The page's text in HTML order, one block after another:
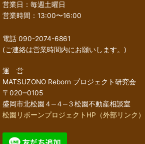
営業日：毎週土曜日
営業時間：13:00〜16:00
電話 090-2074-6861
(ご連絡は営業時間内にお願いします。)
運 営
MATSUZONO Reborn プロジェクト研究会
〒020‒0105
盛岡市北松園４‒４‒３松園不動産相談室
松園リボーンプロジェクトHP（外部リンク）